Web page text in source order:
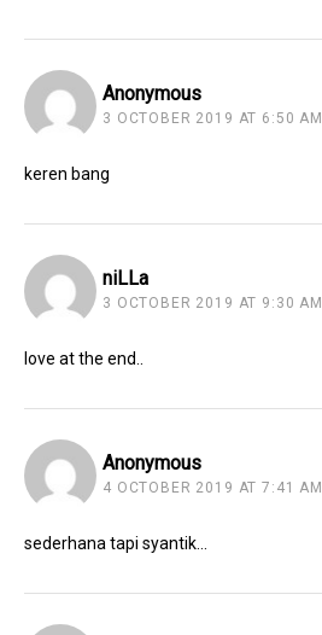
Anonymous
3 OCTOBER 2019 AT 6:50 AM
keren bang
niLLa
3 OCTOBER 2019 AT 9:30 AM
love at the end..
Anonymous
4 OCTOBER 2019 AT 7:41 AM
sederhana tapi syantik…